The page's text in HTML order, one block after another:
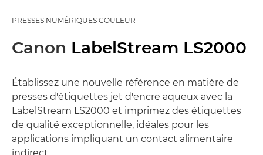
PRESSES NUMÉRIQUES COULEUR
Canon LabelStream LS2000
Établissez une nouvelle référence en matière de
presses d'étiquettes jet d'encre aqueux avec la
LabelStream LS2000 et imprimez des étiquettes
de qualité exceptionnelle, idéales pour les
applications impliquant un contact alimentaire